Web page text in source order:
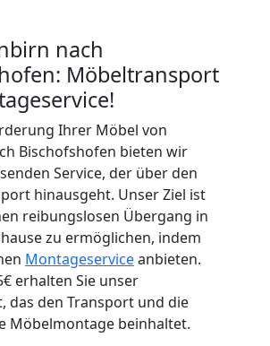
nach
Möbeltransport
Ihrer Möbel von
Bischofshofen bieten wir
Service, der über den
hinausgeht. Unser Ziel ist
reibungslosen Übergang in
zu ermöglichen, indem
Montageserviceanbieten.
erhalten Sie unser
das den Transport und die
Möbelmontage beinhaltet.